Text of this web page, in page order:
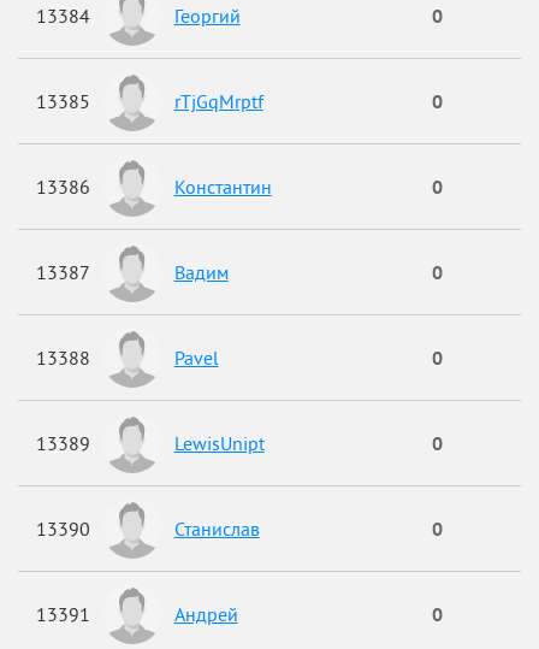
13384 Георгий 0
13385 rTjGqMrptf 0
13386 Константин 0
13387 Вадим 0
13388 Pavel 0
13389 LewisUnipt 0
13390 Станислав 0
13391 Андрей 0